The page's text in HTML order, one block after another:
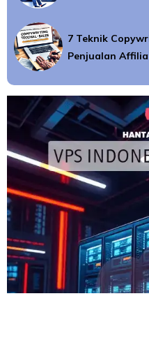
7 Teknik
Penjualan